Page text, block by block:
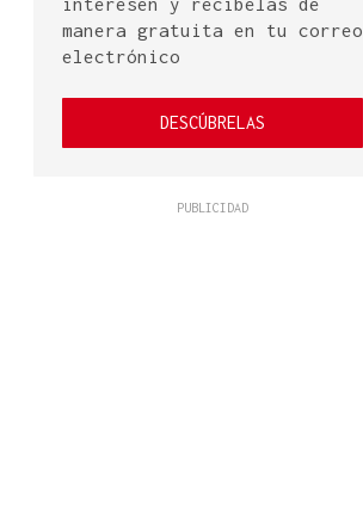
manera gratuita en tu correo
electrónico
DESCÚBRELAS